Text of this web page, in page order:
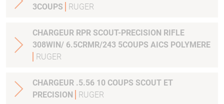
3COUPS
RUGER
CHARGEUR RPR SCOUT-PRECISION RIFLE
308WIN/ 6.5CRMR/243 5COUPS AICS POLYMERE
RUGER
CHARGEUR .5.56 10 COUPS SCOUT ET
PRECISION
RUGER